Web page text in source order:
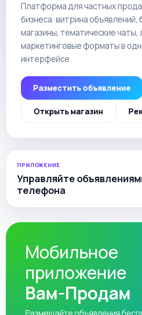
Платформа для частных
бизнеса: витрина
магазины, тематические чаты,
маркетинговые форматы в
интерфейсе.
Разместить объявление
Открыть магазин
ПРИЛОЖЕНИЕ
Управляйте
телефона
Мобильное
приложение
Вам-Продам